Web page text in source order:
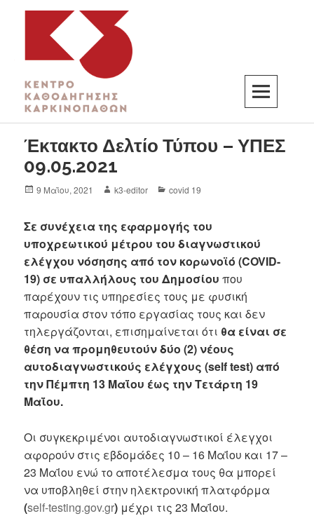
K3
ΚΕΝΤΡΟ ΚΑΘΟΔΗΓΗΣΗΣ ΚΑΡΚΙΝΟΠΑΘΩΝ
Έκτακτο Δελτίο Τύπου – ΥΠΕΣ
09.05.2021
9 Μαΐου, 2021 k3-editor covid 19
Σε συνέχεια της εφαρμογής του
υποχρεωτικού μέτρου του διαγνωστικού
ελέγχου νόσησης από τον κορωνοϊό (COVID-
19) σε υπαλλήλους του Δημοσίου που
παρέχουν τις υπηρεσίες τους με φυσική
παρουσία στον τόπο εργασίας τους και δεν
τηλεργάζονται, επισημαίνεται ότι θα είναι σε
θέση να προμηθευτούν δύο (2) νέους
αυτοδιαγνωστικούς ελέγχους (self test) από
την Πέμπτη 13 Μαΐου έως την Τετάρτη 19
Μαΐου.
Οι συγκεκριμένοι αυτοδιαγνωστικοί έλεγχοι
αφορούν στις εβδομάδες 10 – 16 Μαΐου και 17 –
23 Μαΐου ενώ το αποτέλεσμα τους θα μπορεί
να υποβληθεί στην ηλεκτρονική πλατφόρμα
(self-testing.gov.gr) μέχρι τις 23 Μαΐου.